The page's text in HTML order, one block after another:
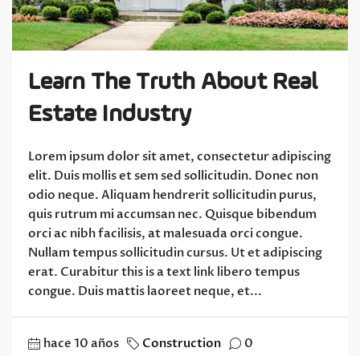
Learn The Truth About Real
Estate Industry
Lorem ipsum dolor sit amet, consectetur adipiscing
elit. Duis mollis et sem sed sollicitudin. Donec non
odio neque. Aliquam hendrerit sollicitudin purus,
quis rutrum mi accumsan nec. Quisque bibendum
orci ac nibh facilisis, at malesuada orci congue.
Nullam tempus sollicitudin cursus. Ut et adipiscing
erat. Curabitur this is a text link libero tempus
congue. Duis mattis laoreet neque, et...
hace 10 años Construction 0